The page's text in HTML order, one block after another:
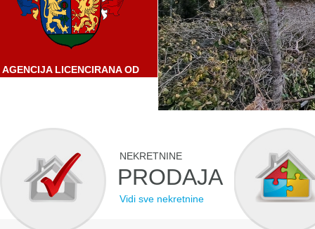
AGENCIJA LICENCIRANA OD
STRANE HRVATSKE
NEKRETNINE
PRODAJA
Vidi sve nekretnine